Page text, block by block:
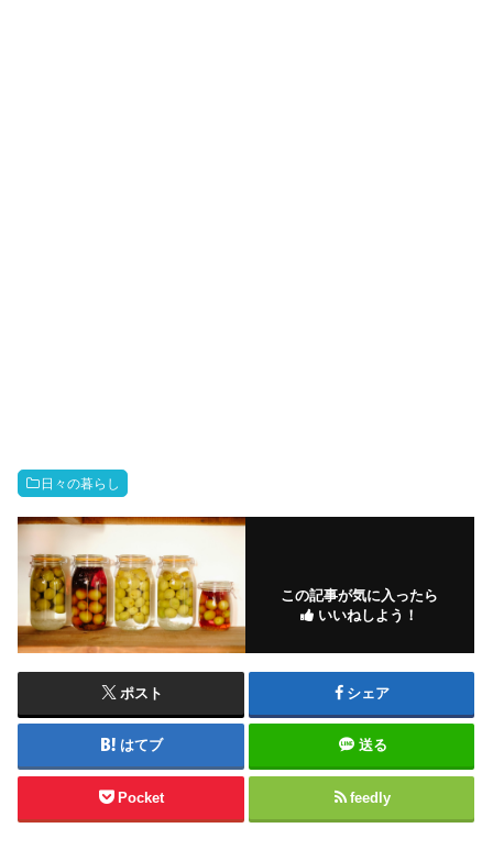
日々の暮らし
この記事が気に入ったら
いいねしよう！
ポスト シェア
はてブ 送る
Pocket feedly